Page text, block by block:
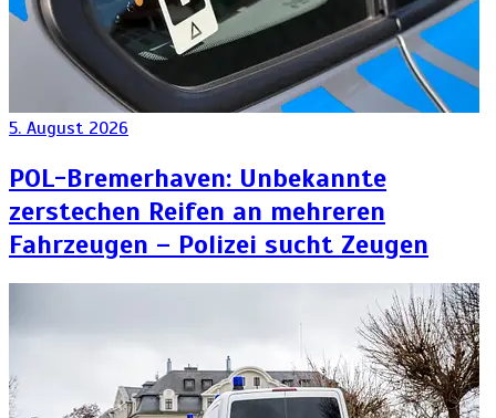
5. August 2026
POL-Bremerhaven: Unbekannte
zerstechen Reifen an mehreren
Fahrzeugen – Polizei sucht Zeugen